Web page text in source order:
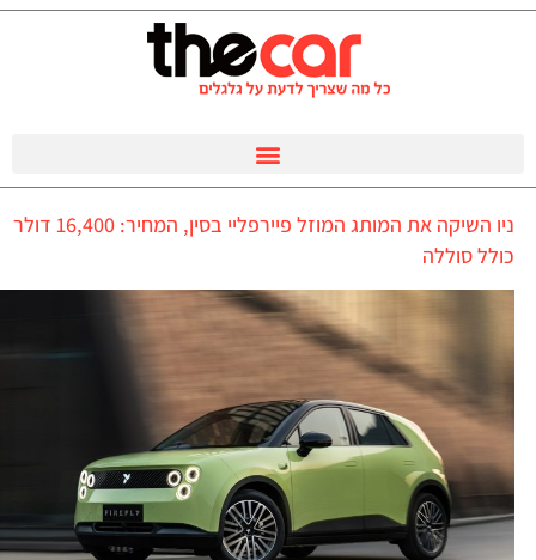
ניו השיקה את המותג המוזל פיירפליי בסין, המחיר: 16,400 דולר
כולל סוללה